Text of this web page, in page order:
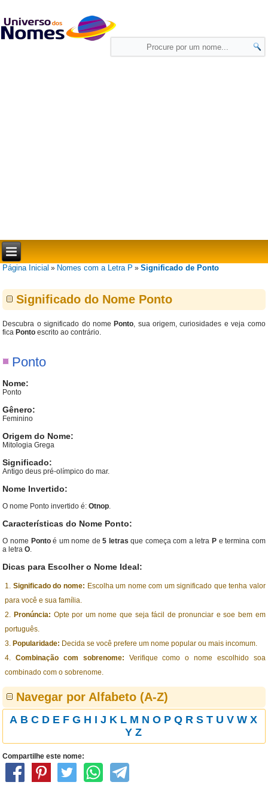
Página Inicial » Nomes com a Letra P »Significado de Ponto
Significado do Nome Ponto
Descubra o significado do nome Ponto, sua origem, curiosidades e veja como
fica Ponto escrito ao contrário.
Ponto
Nome:
Ponto
Gênero:
Feminino
Origem do Nome:
Mitologia Grega
Significado:
Antigo deus pré-olímpico do mar.
Nome Invertido:
O nome Ponto invertido é:Otnop.
Características do Nome Ponto:
O nome Pontoé um nome de5 letras que começa com a letra Pe termina com
a letraO.
Dicas para Escolher o Nome Ideal:
Significado do nome: Escolha um nome com um significado que tenha valor
para você e sua família.
Pronúncia: Opte por um nome que seja fácil de pronunciar e soe bem em
português.
Popularidade: Decida se você prefere um nome popular ou mais incomum.
Combinação com sobrenome: Verifique como o nome escolhido soa
combinado com o sobrenome.
Navegar por Alfabeto (A-Z)
A B C D E F G H I J K L M N O P Q R S T U V W X
Y Z
Compartilhe este nome: